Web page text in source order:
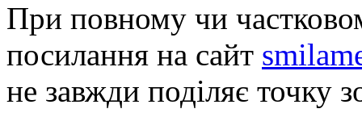
При повному чи
посилання на сайт
не завжди поділяє точку